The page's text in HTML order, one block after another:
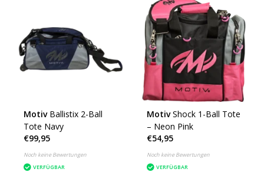
Motiv Ballistix 2-Ball
Tote Navy
€99,95
Noch keine Bewertungen
VERFÜGBAR
Motiv Shock 1-Ball Tote
– Neon Pink
€54,95
Noch keine Bewertungen
VERFÜGBAR